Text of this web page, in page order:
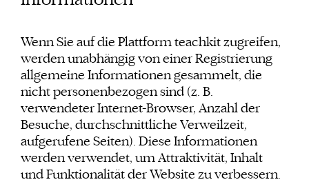
Wenn Sie auf die Plattform teachkit zugreifen,
werden unabhängig von einer Registrierung
allgemeine Informationen gesammelt, die
nicht personenbezogen sind (z. B.
verwendeter Internet-Browser, Anzahl der
Besuche, durchschnittliche Verweilzeit,
aufgerufene Seiten). Diese Informationen
werden verwendet, um Attraktivität, Inhalt
und Funktionalität der Website zu verbessern.